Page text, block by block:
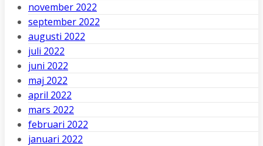
november 2022
september 2022
augusti 2022
juli 2022
juni 2022
maj 2022
april 2022
mars 2022
februari 2022
januari 2022